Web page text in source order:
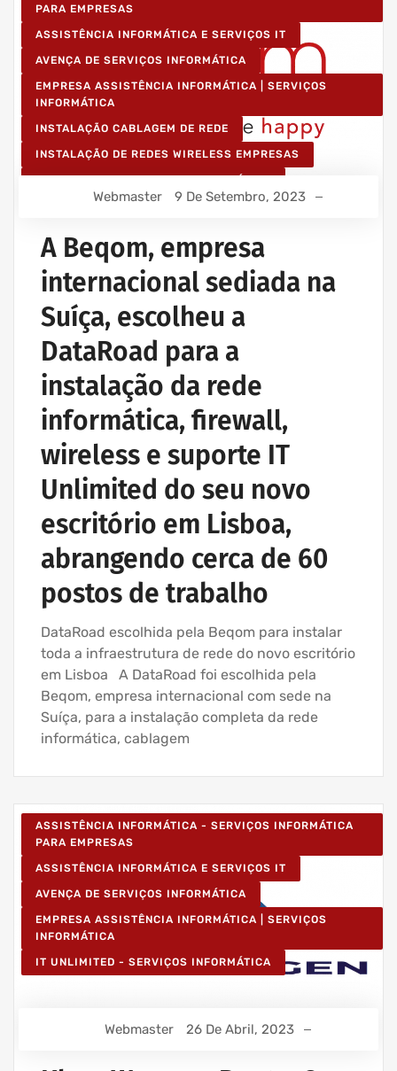
PARA EMPRESAS
ASSISTÊNCIA INFORMÁTICA E SERVIÇOS IT
AVENÇA DE SERVIÇOS INFORMÁTICA
EMPRESA ASSISTÊNCIA INFORMÁTICA | SERVIÇOS
INFORMÁTICA
INSTALAÇÃO CABLAGEM DE REDE
INSTALAÇÃO DE REDES WIRELESS EMPRESAS
MANUTENÇÃO INFORMÁTICA EMPRESAS
Webmaster 9 De Setembro, 2023
A Beqom, empresa
internacional sediada na
Suíça, escolheu a
DataRoad para a
instalação da rede
informática, firewall,
wireless e suporte IT
Unlimited do seu novo
escritório em Lisboa,
abrangendo cerca de 60
postos de trabalho
DataRoad escolhida pela Beqom para instalar
toda a infraestrutura de rede do novo escritório
em Lisboa A DataRoad foi escolhida pela
Beqom, empresa internacional com sede na
Suíça, para a instalação completa da rede
informática, cablagem
ASSISTÊNCIA INFORMÁTICA - SERVIÇOS INFORMÁTICA
PARA EMPRESAS
ASSISTÊNCIA INFORMÁTICA E SERVIÇOS IT
AVENÇA DE SERVIÇOS INFORMÁTICA
EMPRESA ASSISTÊNCIA INFORMÁTICA | SERVIÇOS
INFORMÁTICA
IT UNLIMITED - SERVIÇOS INFORMÁTICA
Webmaster 26 De Abril, 2023